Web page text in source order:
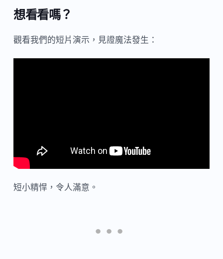
想看看嗎？
觀看我們的短片演示，見證魔法發生：
短小精悍，令人滿意。